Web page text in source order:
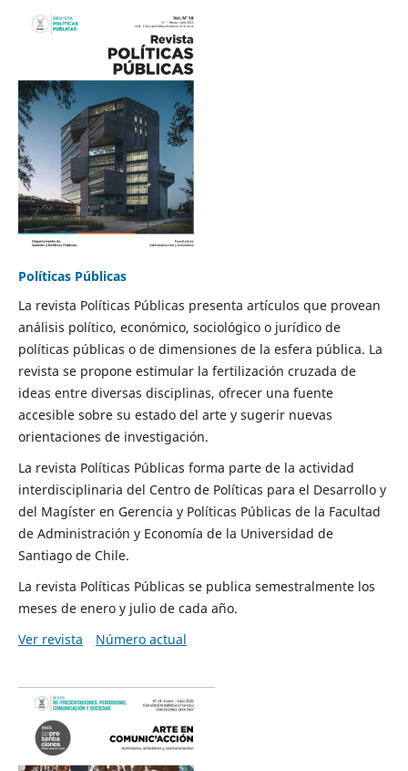
Políticas Públicas
La revista Políticas Públicas presenta artículos que provean
análisis político, económico, sociológico o jurídico de
políticas públicas o de dimensiones de la esfera pública. La
revista se propone estimular la fertilización cruzada de
ideas entre diversas disciplinas, ofrecer una fuente
accesible sobre su estado del arte y sugerir nuevas
orientaciones de investigación.
La revista Políticas Públicas forma parte de la actividad
interdisciplinaria del Centro de Políticas para el Desarrollo y
del Magíster en Gerencia y Políticas Públicas de la Facultad
de Administración y Economía de la Universidad de
Santiago de Chile.
La revista Políticas Públicas se publica semestralmente los
meses de enero y julio de cada año.
Ver revista
Número actual